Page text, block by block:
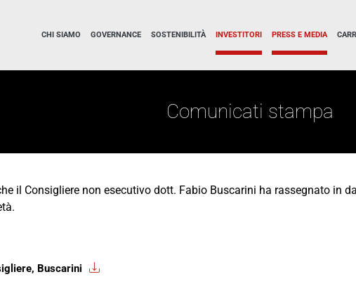
CHI SIAMO GOVERNANCE SOSTENIBILITÀ INVESTITORI PRESS E MEDIA
Comunicati stampa
il Consigliere non esecutivo dott. Fabio Buscarini ha rassegnato in
Buscarini